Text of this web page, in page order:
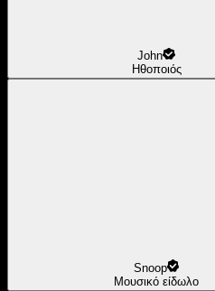
John
Ηθοποιός
Snoop
Μουσικό είδωλο